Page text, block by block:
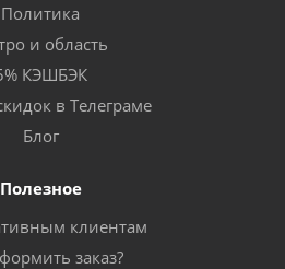
Политика
и область
КЭШБЭК
в Телеграме
Блог
Полезное
клиентам
заказ?